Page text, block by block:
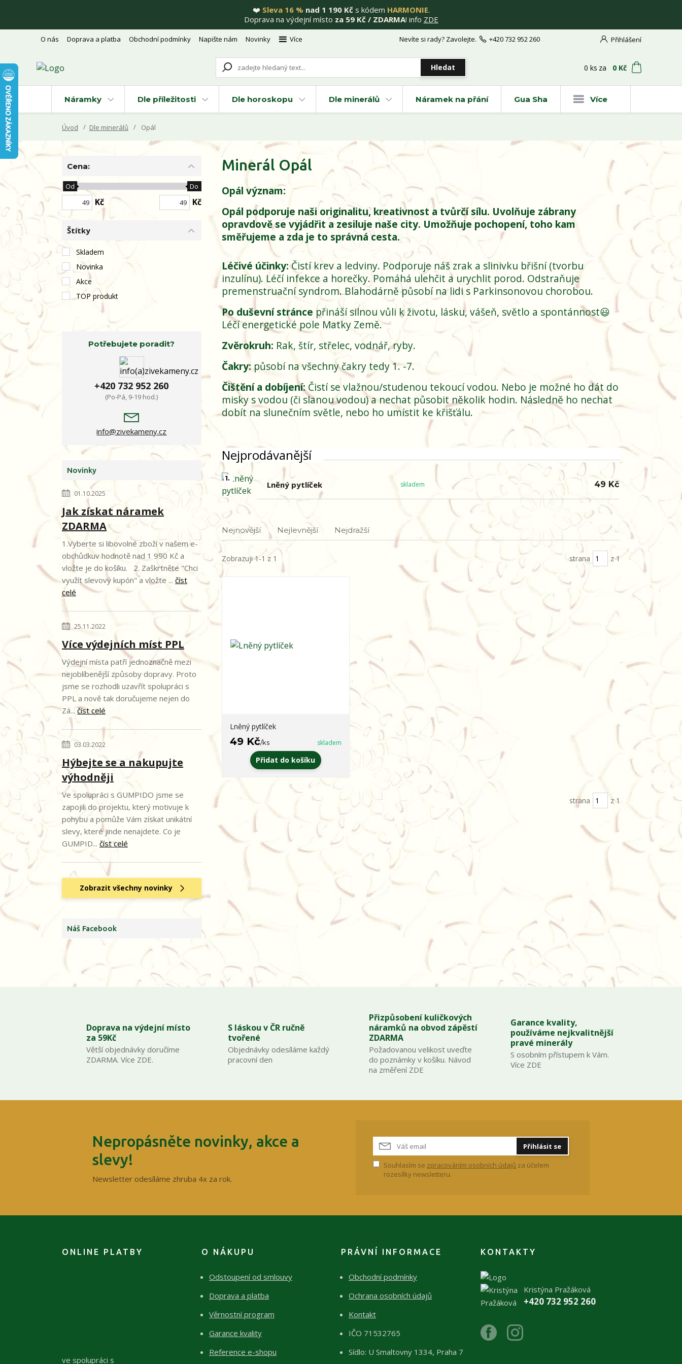
❤️ Sleva 16 % nad 1 190 Kčs kódem HARMONIE.
Doprava na výdejní místo za 59 Kč / ZDARMA! info ZDE
O nás Doprava a platba Obchodní podmínky Napište nám Novinky Více Přihlášení
Hledat
Nevíte si rady? Zavolejte. +420 732 952 260
0 ks za 0 Kč
Náramky Dle příležitosti Dle horoskopu Dle minerálů Náramek na přání Gua Sha Více
Úvod Dle minerálů Opál
Minerál Opál
Opál význam:
Opál podporuje naši originalitu, kreativnost a tvůrčí sílu. Uvolňuje zábrany
opravdově se vyjádřit a zesiluje naše city. Umožňuje pochopení, toho kam
směřujeme a zda je to správná cesta.
Léčivé účinky:Čistí krev a ledviny. Podporuje náš zrak a slinivku břišní (tvorbu
inzulínu). Léčí infekce a horečky. Pomáhá ulehčit a urychlit porod. Odstraňuje
premenstruační syndrom. Blahodárně působí na lidi s Parkinsonovou chorobou.
Po duševní stránce přináší silnou vůli k životu, lásku, vášeň, světlo a spontánnost😃
Léčí energetické pole Matky Země.
Zvěrokruh: Rak, štír, střelec, vodnář, ryby.
Čakry:působí na všechny čakry tedy 1. -7.
Čištění a dobíjení:Čistí se vlažnou/studenou tekoucí vodou. Nebo je možné ho dát do
misky s vodou (či slanou vodou) a nechat působit několik hodin. Následně ho nechat
dobít na slunečním světle, nebo ho umístit ke křišťálu.
Nejprodávanější
1.
Lněný pytlíček skladem 49 Kč
Nejnovější Nejlevnější Nejdražší
Zobrazuji 1-1 z 1 strana z 1
Lněný pytlíček
49 Kč/ks skladem
Přidat do košíku
strana z 1
Cena:
Kč
Od Do
Kč
Štítky
Skladem
Novinka
Akce
TOP produkt
Potřebujete poradit?
+420 732 952 260
(Po-Pá, 9-19 hod.)
info@zivekameny.cz
Novinky
01.10.2025
Jak získat náramek
ZDARMA
1.Vyberte si libovolné zboží v našem e-
obchůdkuv hodnotě nad 1 990 Kč a
vložte je do košíku. 2. Zaškrtněte "Chci
využít slevový kupón" a vložte ... číst
celé
25.11.2022
Více výdejních míst PPL
Výdejní místa patří jednoznačně mezi
nejoblíbenější způsoby dopravy. Proto
jsme se rozhodli uzavřít spolupráci s
PPL a nově tak doručujeme nejen do
Zá...číst celé
03.03.2022
Hýbejte se a nakupujte
výhodněji
Ve spolupráci s GUMPIDO jsme se
zapojili do projektu, který motivuje k
pohybu a pomůže Vám získat unikátní
slevy, které jinde nenajdete. Co je
GUMPID... číst celé
Zobrazit všechny novinky
Náš Facebook
Doprava na výdejní místo
za 59Kč
Větší objednávky doručíme
ZDARMA. Více ZDE.
S láskou v ČR ručně
tvořené
Objednávky odesíláme každý
pracovní den
Přizpůsobení kuličkových
náramků na obvod zápěstí
ZDARMA
Požadovanou velikost uveďte
do poznámky v košíku. Návod
na změření ZDE
Garance kvality,
používáme nejkvalitnější
pravé minerály
S osobním přístupem k Vám.
Více ZDE
Nepropásněte novinky, akce a
slevy!
Newsletter odesíláme zhruba 4x za rok.
Přihlásit se
Souhlasím se zpracováním osobních údajů za účelem
rozesílky newsletteru.
ONLINE PLATBY
ve spolupráci s
O NÁKUPU
Odstoupení od smlouvy
Doprava a platba
Věrnostní program
Garance kvality
Reference e-shopu
PRÁVNÍ INFORMACE
Obchodní podmínky
Ochrana osobních údajů
Kontakt
IČO 71532765
Sídlo: U Smaltovny 1334, Praha 7
KONTAKTY
Kristýna Pražáková
+420 732 952 260